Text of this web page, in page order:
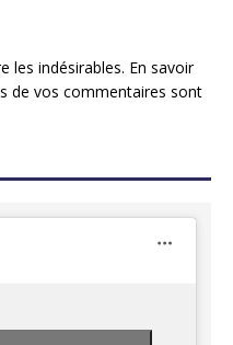
les indésirables. En savoir
de vos commentaires sont